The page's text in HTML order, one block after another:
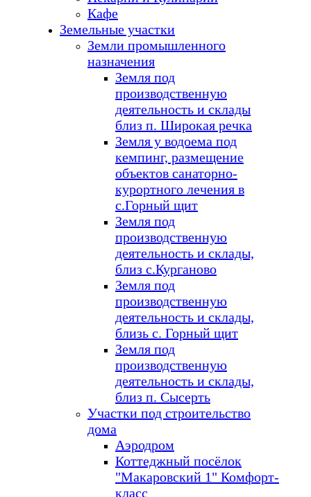
Кафе
Земельные участки
Земли промышленного
назначения
Земля под
производственную
деятельность и склады
близ п. Широкая речка
Земля у водоема под
кемпинг, размещение
объектов санаторно-
курортного лечения в
с.Горный щит
Земля под
производственную
деятельность и склады,
близ с.Курганово
Земля под
производственную
деятельность и склады,
близь с. Горный щит
Земля под
производственную
деятельность и склады,
близ п. Сысерть
Участки под строительство
дома
Аэродром
Коттеджный посёлок
"Макаровский 1" Комфорт-
класс